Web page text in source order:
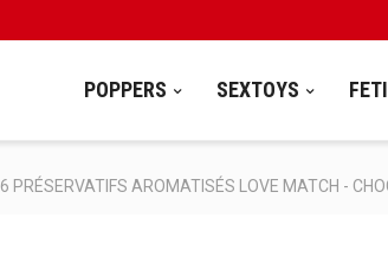
POPPERS SEXTOYS
6 PRÉSERVATIFS AROMATISÉS LOVE MATCH -